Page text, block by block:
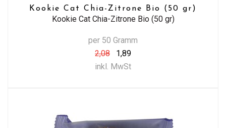
Kookie Cat Chia-Zitrone Bio (50 gr)
Kookie Cat Chia-Zitrone Bio (50 gr)
per 50 Gramm
2,08
1,89
inkl. MwSt